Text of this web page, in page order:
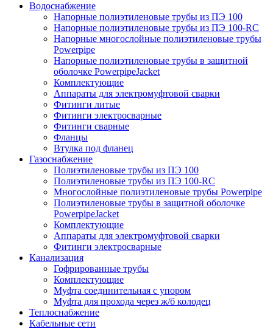
Водоснабжение
Напорные полиэтиленовые трубы из ПЭ 100
Напорные полиэтиленовые трубы из ПЭ 100-RC
Напорные многослойные полиэтиленовые трубы
Powerpipe
Напорные полиэтиленовые трубы в защитной
оболочке PowerpipeJacket
Комплектующие
Аппараты для электромуфтовой сварки
Фитинги литые
Фитинги электросварные
Фитинги сварные
Фланцы
Втулка под фланец
Газоснабжение
Полиэтиленовые трубы из ПЭ 100
Полиэтиленовые трубы из ПЭ 100-RC
Многослойные полиэтиленовые трубы Powerpipe
Полиэтиленовые трубы в защитной оболочке
PowerpipeJacket
Комплектующие
Аппараты для электромуфтовой сварки
Фитинги электросварные
Канализация
Гофрированные трубы
Комплектующие
Муфта соединительная с упором
Муфта для прохода через ж/б колодец
Теплоснабжение
Кабельные сети